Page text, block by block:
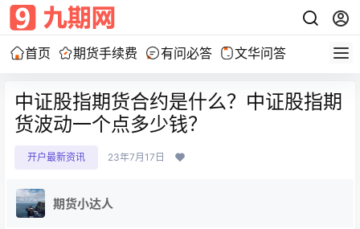
首页 期货手续费 有问必答 文华问答
中证股指期货合约是什么？中证股指期
货波动一个点多少钱？
开户最新资讯 23年7月17日
期货小达人